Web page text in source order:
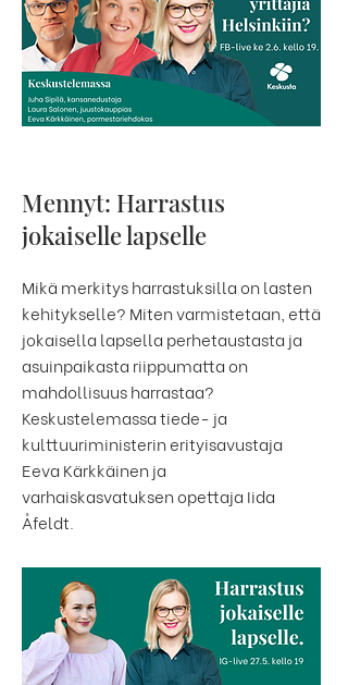
Mennyt: Harrastus
jokaiselle lapselle
Mikä merkitys harrastuksilla on lasten
kehitykselle? Miten varmistetaan, että
jokaisella lapsella perhetaustasta ja
asuinpaikasta riippumatta on
mahdollisuus harrastaa?
Keskustelemassa tiede- ja
kulttuuriministerin erityisavustaja
Eeva Kärkkäinen ja
varhaiskasvatuksen opettaja Iida
Åfeldt.